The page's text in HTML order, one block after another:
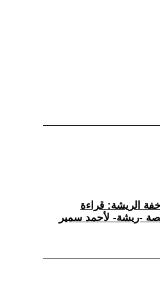
خفة الريشة: قراءة
-ريشة- لأحمد سمير